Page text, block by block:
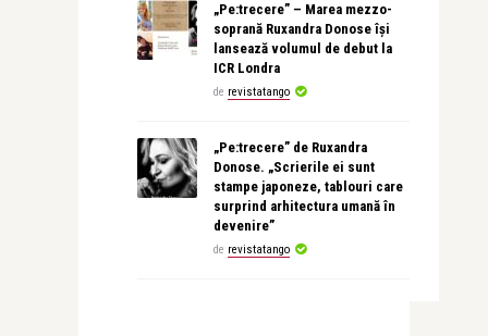
„Pe:trecere” – Marea mezzo-
soprană Ruxandra Donose își
lansează volumul de debut la
ICR Londra
de revistatango
„Pe:trecere” de Ruxandra
Donose. „Scrierile ei sunt
stampe japoneze, tablouri care
surprind arhitectura umană în
devenire”
de revistatango